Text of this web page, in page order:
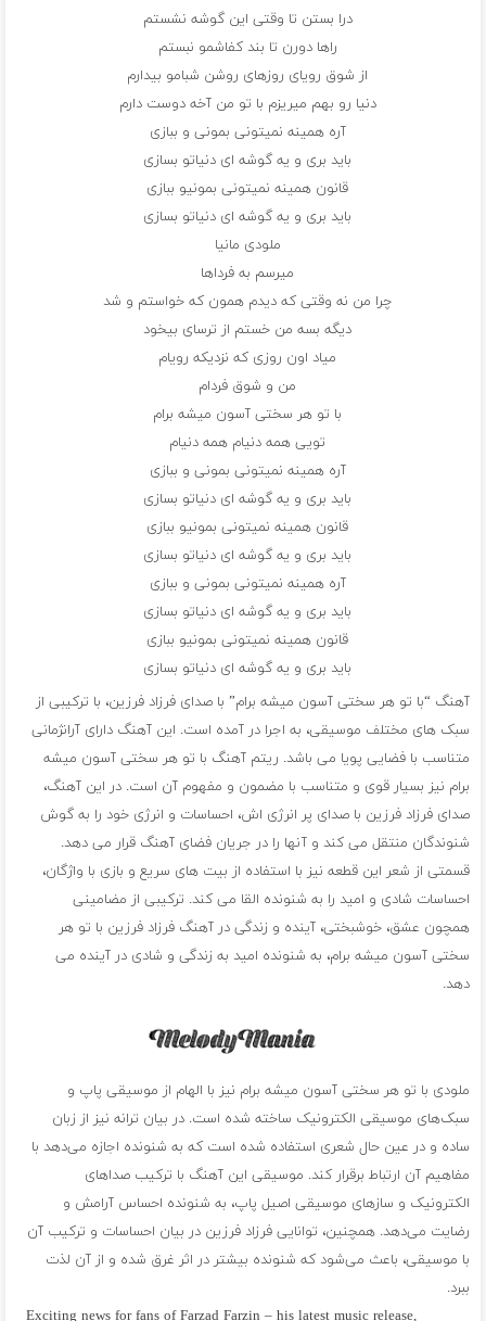
درا بستن تا وقتی این گوشه نشستم
راها دورن تا بند کفاشمو نبستم
از شوق رویای روزهای روشن شبامو بیدارم
دنیا رو‌ بهم میریزم با تو‌ من آخه دوست دارم
آره همینه نمیتونی بمونی و ببازی
باید بری و یه گوشه ای دنیاتو بسازی
قانون همینه نمیتونی بمونیو ببازی
باید بری و یه گوشه ای دنیاتو بسازی
ملودی مانیا
میرسم به فرداها
چرا من نه وقتی که دیدم همون که خواستم و شد
دیگه بسه من خستم از ترسای بیخود
میاد اون روزی که نزدیکه رویام
من و شوق فردام
با تو هر سختی آسون میشه برام
تویی همه دنیام همه دنیام
آره همینه نمیتونی بمونی و ببازی
باید بری و یه گوشه ای دنیاتو بسازی
قانون همینه نمیتونی بمونیو ببازی
باید بری و یه گوشه ای دنیاتو بسازی
آره همینه نمیتونی بمونی و ببازی
باید بری و یه گوشه ای دنیاتو بسازی
قانون همینه نمیتونی بمونیو ببازی
باید بری و یه گوشه ای دنیاتو بسازی
آهنگ “با تو هر سختی آسون میشه برام” با صدای فرزاد فرزین، با ترکیبی از
سبک های مختلف موسیقی، به اجرا در آمده است. این آهنگ دارای آرانژمانی
متناسب با فضایی پویا می باشد. ریتم آهنگ با تو هر سختی آسون میشه
برام نیز بسیار قوی و متناسب با مضمون و مفهوم آن است. در این آهنگ،
صدای فرزاد فرزین با صدای پر انرژی اش، احساسات و انرژی خود را به گوش
شنوندگان منتقل می کند و آنها را در جریان فضای آهنگ قرار می دهد.
قسمتی از شعر این قطعه نیز با استفاده از بیت های سریع و بازی با واژگان،
احساسات شادی و امید را به شنونده القا می کند. ترکیبی از مضامینی
همچون عشق، خوشبختی، آینده و زندگی در آهنگ فرزاد فرزین با تو هر
سختی آسون میشه برام، به شنونده امید به زندگی و شادی در آینده می
دهد.
ملودی با تو هر سختی آسون میشه برام نیز با الهام از موسیقی پاپ و
سبک‌های موسیقی الکترونیک ساخته شده است. در بیان ترانه نیز از زبان
ساده و در عین حال شعری استفاده شده است که به شنونده اجازه می‌دهد با
مفاهیم آن ارتباط برقرار کند. موسیقی این آهنگ با ترکیب صداهای
الکترونیک و سازهای موسیقی اصیل پاپ، به شنونده احساس آرامش و
رضایت می‌دهد. همچنین، توانایی فرزاد فرزین در بیان احساسات و ترکیب آن
با موسیقی، باعث می‌شود که شنونده بیشتر در اثر غرق شده و از آن لذت
ببرد.
Exciting news for fans of Farzad Farzin – his latest music release,